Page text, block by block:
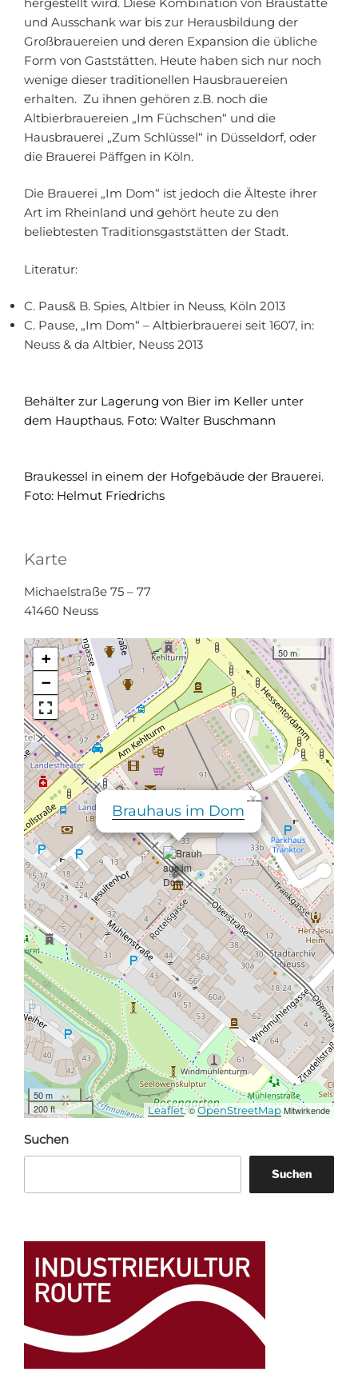
und Ausschank war bis zur Herausbildung der
Großbrauereien und deren Expansion die übliche
Form von Gaststätten. Heute haben sich nur noch
wenige dieser traditionellen Hausbrauereien
erhalten. Zu ihnen gehören z.B. noch die
Altbierbrauereien „Im Füchschen“ und die
Hausbrauerei „Zum Schlüssel“ in Düsseldorf, oder
die Brauerei Päffgen in Köln.
Die Brauerei „Im Dom“ ist jedoch die Älteste ihrer
Art im Rheinland und gehört heute zu den
beliebtesten Traditionsgaststätten der Stadt.
Literatur:
C. Paus& B. Spies, Altbier in Neuss, Köln 2013
C. Pause, „Im Dom“ – Altbierbrauerei seit 1607, in:
Neuss & da Altbier, Neuss 2013
Behälter zur Lagerung von Bier im Keller unter
dem Haupthaus. Foto: Walter Buschmann
Braukessel in einem der Hofgebäude der Brauerei.
Foto: Helmut Friedrichs
Karte
Michaelstraße 75 – 77
41460 Neuss
Brauhaus im Dom
×
+
−
50 m
50 m
200 ft
Leaflet, ©OpenStreetMapMitwirkende
Suchen
Suchen